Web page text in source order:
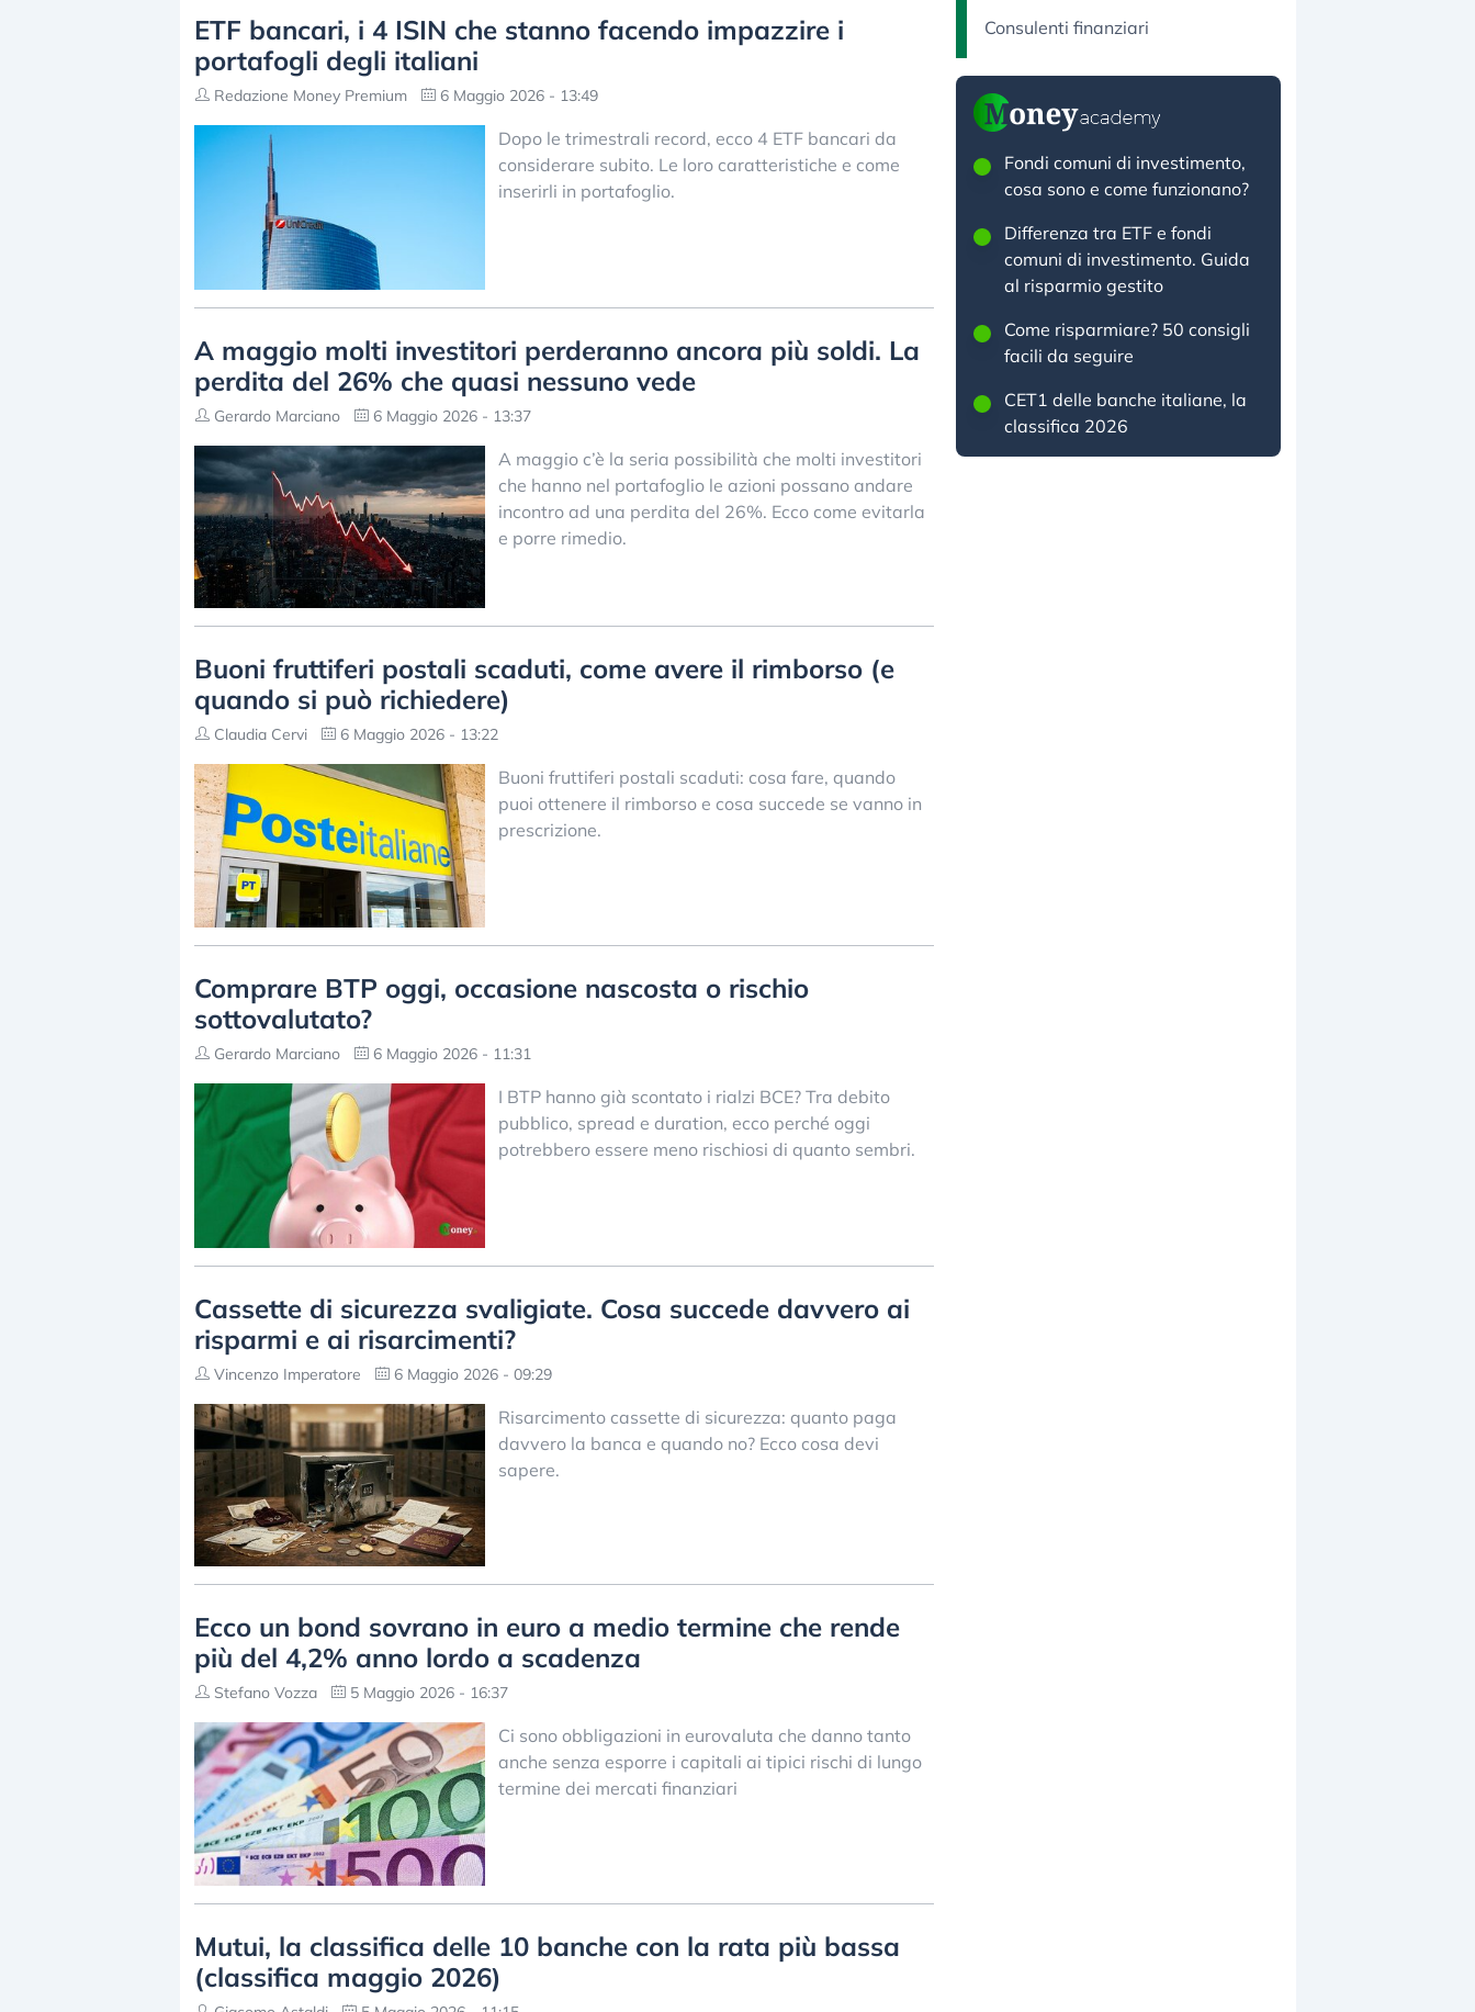
ETF bancari, i 4 ISIN che stanno facendo impazzire i
portafogli degli italiani
Redazione Money Premium 6 Maggio 2026 - 13:49
Dopo le trimestrali record, ecco 4 ETF bancari da
considerare subito. Le loro caratteristiche e come
inserirli in portafoglio.
A maggio molti investitori perderanno ancora più soldi. La
perdita del 26% che quasi nessuno vede
Gerardo Marciano 6 Maggio 2026 - 13:37
A maggio c’è la seria possibilità che molti investitori
che hanno nel portafoglio le azioni possano andare
incontro ad una perdita del 26%. Ecco come evitarla
e porre rimedio.
Buoni fruttiferi postali scaduti, come avere il rimborso (e
quando si può richiedere)
Claudia Cervi 6 Maggio 2026 - 13:22
Buoni fruttiferi postali scaduti: cosa fare, quando
puoi ottenere il rimborso e cosa succede se vanno in
prescrizione.
Comprare BTP oggi, occasione nascosta o rischio
sottovalutato?
Gerardo Marciano 6 Maggio 2026 - 11:31
I BTP hanno già scontato i rialzi BCE? Tra debito
pubblico, spread e duration, ecco perché oggi
potrebbero essere meno rischiosi di quanto sembri.
Cassette di sicurezza svaligiate. Cosa succede davvero ai
risparmi e ai risarcimenti?
Vincenzo Imperatore 6 Maggio 2026 - 09:29
Risarcimento cassette di sicurezza: quanto paga
davvero la banca e quando no? Ecco cosa devi
sapere.
Ecco un bond sovrano in euro a medio termine che rende
più del 4,2% anno lordo a scadenza
Stefano Vozza 5 Maggio 2026 - 16:37
Ci sono obbligazioni in eurovaluta che danno tanto
anche senza esporre i capitali ai tipici rischi di lungo
termine dei mercati finanziari
Mutui, la classifica delle 10 banche con la rata più bassa
(classifica maggio 2026)
Consulenti finanziari
Fondi comuni di investimento,
cosa sono e come funzionano?
Differenza tra ETF e fondi
comuni di investimento. Guida
al risparmio gestito
Come risparmiare? 50 consigli
facili da seguire
CET1 delle banche italiane, la
classifica 2026